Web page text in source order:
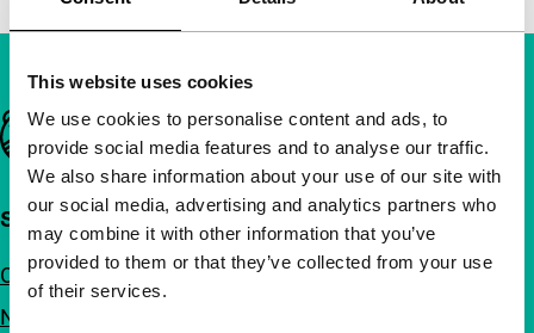
This website uses cookies
We use cookies to personalise content and ads, to
provide social media features and to analyse our traffic.
We also share information about your use of our site with
our social media, advertising and analytics partners who
may combine it with other information that you’ve
provided to them or that they’ve collected from your use
of their services.
Belangrijke links
Snel naar
Over ons
Nieuwsbrieven